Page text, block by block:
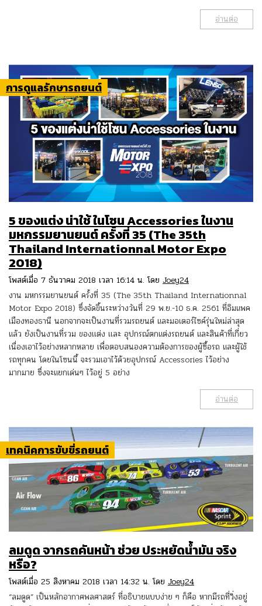
อ่านต่อ
การดูแลรักษารถยนต์
5 ของแต่ง น่าใช้ ในโซน Accessories ในงาน
มหกรรมยานยนต์ ครั้งที่ 35 (The 35th
Thailand Internationnal Motor Expo
2018)
โพสต์เมื่อ 7 ธันวาคม 2018 เวลา 16:14 น. โดย Joey24
งาน มหกรรมยานยนต์ ครั้งที่ 35 (The 35th Thailand Internationnal
Motor Expo 2018) ซึ่งจัดขึ้นระหว่างวันที่ 29 พ.ย.-10 ธ.ค. 2561 ที่อิมแพค
เมืองทองธานี นอกจากจะเป็นงานที่รวมรถยนต์ และมอเตอร์ไซค์รุ่นใหม่ล่าสุด
แล้ว ยังเป็นงานที่รวม ของเเต่ง เเละ อุปกรณ์ตกแต่งรถยนต์ และสินค้าที่เกี่ยว
เนื่องเอาไว้อย่างหลากหลาย เพื่อตอบสนองความต้องการของผู้ซื้อรถ และผู้ใช้
รถทุกคน โดยในโซนนี้ จะรวมเอาไว้ด้วยอุปกรณ์ Accessories ไว้อย่าง
มากมาย ซึ่งจะแยกเด่นๆ ไว้อยู่ 5 อย่าง
อ่านต่อ
เทคนิคการขับขี่รถยนต์
ลมดูด จากรถคันหน้า ช่วย ประหยัดน้ำมัน จริง
หรือ?
โพสต์เมื่อ 25 สิงหาคม 2018 เวลา 14:32 น. โดย Joey24
“ลมดูด” เป็นหลักอากาศพลศาสตร์ ที่อธิบายแบบง่าย ๆ ก็คือ หากมีรถที่วิ่งอยู่